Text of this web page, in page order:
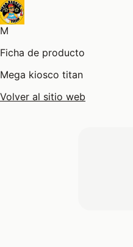
M
Ficha de producto
Mega kiosco titan
Volver al sitio web